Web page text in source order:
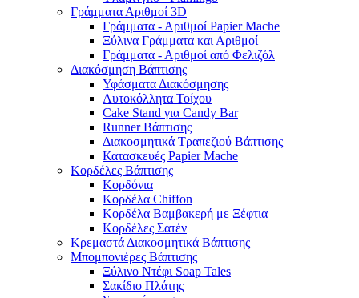
Γράμματα Αριθμοί 3D
Γράμματα - Αριθμοί Papier Mache
Ξύλινα Γράμματα και Αριθμοί
Γράμματα - Αριθμοί από Φελιζόλ
Διακόσμηση Βάπτισης
Υφάσματα Διακόσμησης
Αυτοκόλλητα Τοίχου
Cake Stand για Candy Bar
Runner Βάπτισης
Διακοσμητικά Τραπεζιού Βάπτισης
Κατασκευές Papier Mache
Κορδέλες Βάπτισης
Κορδόνια
Κορδέλα Chiffon
Κορδέλα Βαμβακερή με Ξέφτια
Κορδέλες Σατέν
Κρεμαστά Διακοσμητικά Βάπτισης
Μπομπονιέρες Βάπτισης
Ξύλινο Ντέφι Soap Tales
Σακίδιο Πλάτης